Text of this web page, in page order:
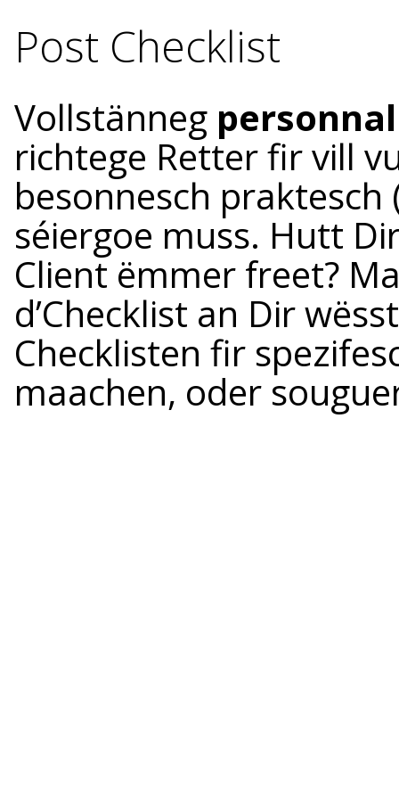
Post Checklist
Vollstänneg
richtege Retter fir vill
besonnesch
séiergoe muss. Hutt
Client ëmmer freet?
d’Checklist an Dir
Checklisten fir
maachen, oder